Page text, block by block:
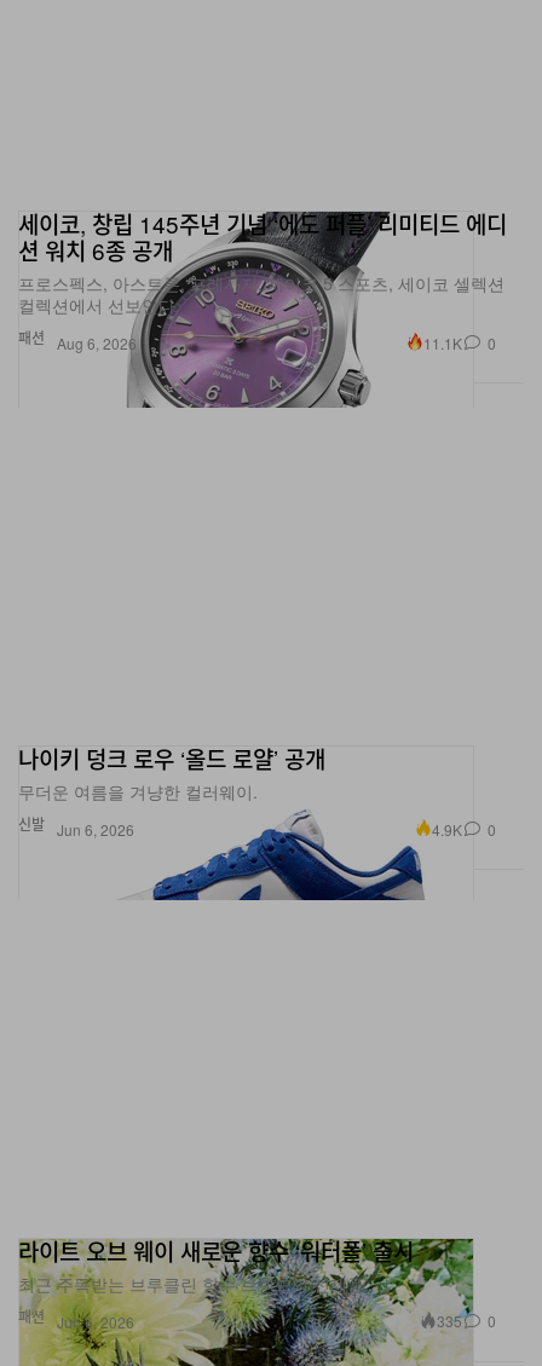
패션
세이코, 창립 145주년 기념 ‘에도 퍼플’ 리미티드 에디
션 워치 6종 공개
프로스펙스, 아스트론, 프레사지, 세이코 5 스포츠, 세이코 셀렉션
컬렉션에서 선보인다.
Aug 6, 2026 11.1K 0
신발
나이키 덩크 로우 ‘올드 로얄’ 공개
무더운 여름을 겨냥한 컬러웨이.
Jun 6, 2026 4.9K 0
패션
라이트 오브 웨이 새로운 향수 ‘워터폴’ 출시
최근 주목받는 브루클린 향수 브랜드의 신제품.
Jun 6, 2026 335 0